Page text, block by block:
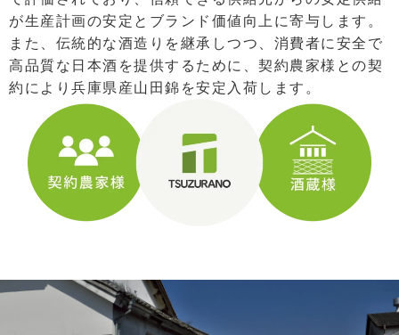
が生産計画の安定とブランド価値向上に寄与します。
また、伝統的な酒造りを継承しつつ、消費者に安全で
高品質な日本酒を提供するために、契約農家様との契
約により兵庫県産山田錦を安定入荷します。